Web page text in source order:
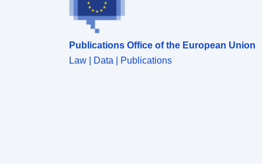
princípios que permitiriam aos concelhos que o
desejarem uma transposição para um documento
de planejamento urbano (PLU, mapa municipal)
levando em conta as incertezas entre cada área.
Além disso, deve permitir definir o regulamento
Publications Office of the European Union
Law | Data | Publications